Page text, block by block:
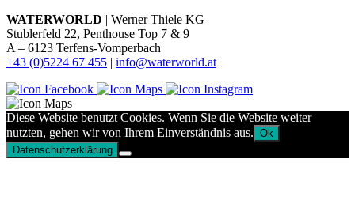
WATERWORLD | Werner Thiele KG
Stublerfeld 22, Penthouse Top 7 & 9
A – 6123 Terfens-Vomperbach
+43 (0)5224 67 455 | info@waterworld.at
Diese Website benutzt Cookies. Wenn Sie die Website weiter
nutzten, gehen wir von Ihrem Einverständnis aus. Ok
Datenschutzerklärung